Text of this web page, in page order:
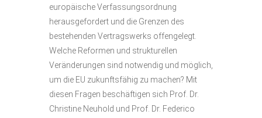
europäische Verfassungsordnung
herausgefordert und die Grenzen des
bestehenden Vertragswerks offengelegt.
Welche Reformen und strukturellen
Veränderungen sind notwendig und möglich,
um die EU zukunftsfähig zu machen? Mit
diesen Fragen beschäftigen sich Prof. Dr.
Christine Neuhold und Prof. Dr. Federico